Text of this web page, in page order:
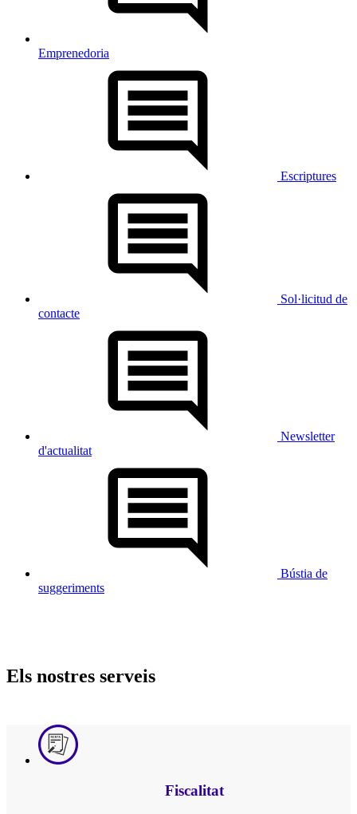
Emprenedoria
Escriptures
Sol·licitud de
contacte
Newsletter
d'actualitat
Bústia de
suggeriments
Els nostres serveis
Fiscalitat